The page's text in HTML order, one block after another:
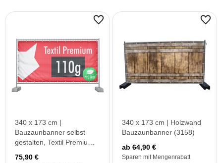
340 x 173 cm |
Bauzaunbanner selbst
gestalten, Textil Premium
75,90 €
340 x 173 cm | Holzwand
Bauzaunbanner (3158)
ab 64,90 €
Sparen mit Mengenrabatt